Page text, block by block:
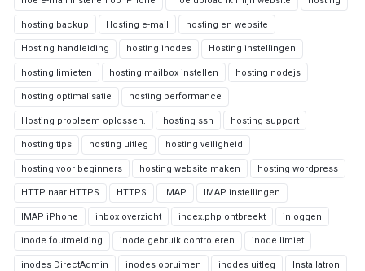
hosting backup Hosting e-mail hosting en website
Hosting handleiding hosting inodes Hosting instellingen
hosting limieten hosting mailbox instellen hosting nodejs
hosting optimalisatie hosting performance
Hosting probleem oplossen. hosting ssh hosting support
hosting tips hosting uitleg hosting veiligheid
hosting voor beginners hosting website maken hosting wordpress
HTTP naar HTTPS HTTPS IMAP IMAP instellingen
IMAP iPhone inbox overzicht index.php ontbreekt inloggen
inode foutmelding inode gebruik controleren inode limiet
inodes DirectAdmin inodes opruimen inodes uitleg Installatron